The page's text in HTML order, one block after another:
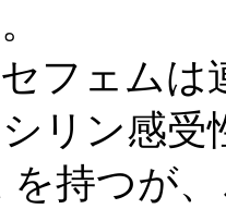
フェムは
リン感受
を持つが